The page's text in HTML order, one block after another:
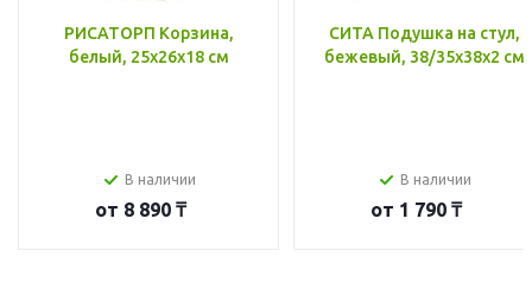
РИСАТОРП Корзина,
белый, 25x26x18 см
В наличии
от 8 890 ₸
СИТА Подушка на стул,
бежевый, 38/35x38x2 см
В наличии
от 1 790 ₸